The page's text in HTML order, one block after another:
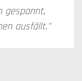
gespannt,
ausfällt."